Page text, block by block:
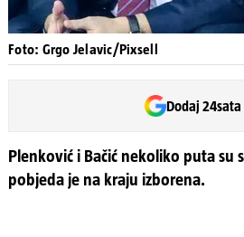
Foto: Grgo Jelavic/Pixsell
Dodaj
Plenković i Bačić nekoliko puta su
pobjeda je na kraju izborena.